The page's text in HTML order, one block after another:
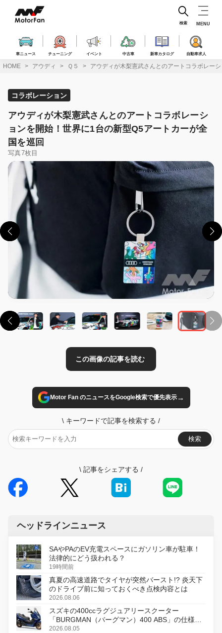
ス
車ニュース チューニング イベント 中古車 新車カタログ 自動車求人
検索 MENU
HOME アウディ Ｑ５ アウディが木梨憲武さんとのアートコラボレー
コラボレーション
アウディが木梨憲武さんとのアートコラボレーシ
ョンを開始！世界に1台の新型Q5アートカーが全
国を巡回
写真7枚目
この画像の記事を読む
Motor Fan のニュースをGoogle検索で優先表示→
\ キーワードで記事を検索する /
検索
\ 記事をシェアする /
ヘッドラインニュース
SAやPAのEV充電スペースにガソリン車が駐車！
法律的にどう扱われる？
19時間前
真夏の高速道路でタイヤが突然バースト!? 炎天下
のドライブ前に知っておくべき点検内容とは
2026.08.06
スズキの400ccラグジュアリースクーター
「BURGMAN（バーグマン）400 ABS」の仕様を
変更し、8月18日に発売
2026.08.05